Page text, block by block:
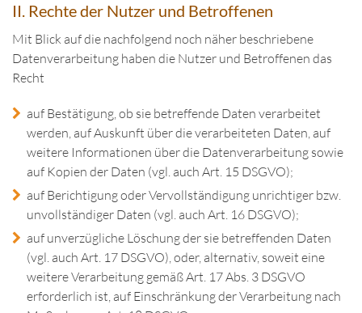
II. Rechte der Nutzer und Betroffenen
Mit Blick auf die nachfolgend noch näher beschriebene
Datenverarbeitung haben die Nutzer und Betroffenen das
Recht
auf Bestätigung, ob sie betreffende Daten verarbeitet
werden, auf Auskunft über die verarbeiteten Daten, auf
weitere Informationen über die Datenverarbeitung sowie
auf Kopien der Daten (vgl. auch Art. 15 DSGVO);
auf Berichtigung oder Vervollständigung unrichtiger bzw.
unvollständiger Daten (vgl. auch Art. 16 DSGVO);
auf unverzügliche Löschung der sie betreffenden Daten
(vgl. auch Art. 17 DSGVO), oder, alternativ, soweit eine
weitere Verarbeitung gemäß Art. 17 Abs. 3 DSGVO
erforderlich ist, auf Einschränkung der Verarbeitung nach